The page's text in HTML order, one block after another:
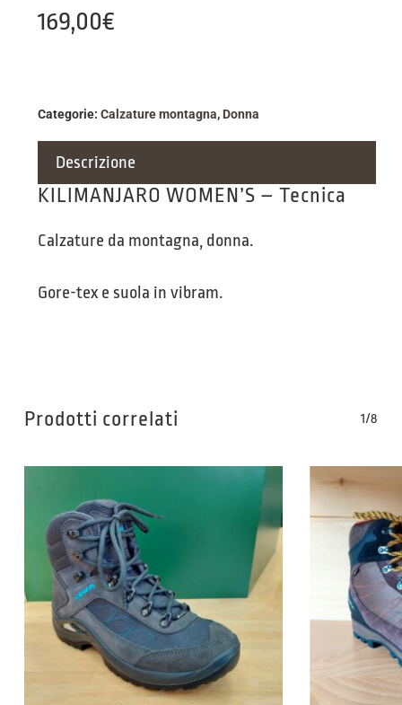
169,00€
Categorie: Calzature montagna, Donna
Descrizione
KILIMANJARO WOMEN’S – Tecnica
Calzature da montagna, donna.
Gore-tex e suola in vibram.
Prodotti correlati 1/8